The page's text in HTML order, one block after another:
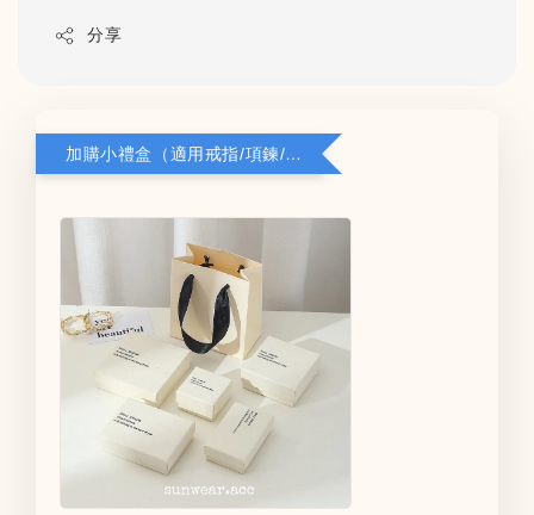
分享
加購小禮盒（適用戒指/項鍊/耳環）5*8*2.8